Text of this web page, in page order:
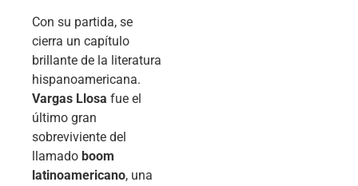
Con su partida, se
cierra un capítulo
brillante de la literatura
hispanoamericana.
Vargas Llosa fue el
último gran
sobreviviente del
llamado boom
latinoamericano, una